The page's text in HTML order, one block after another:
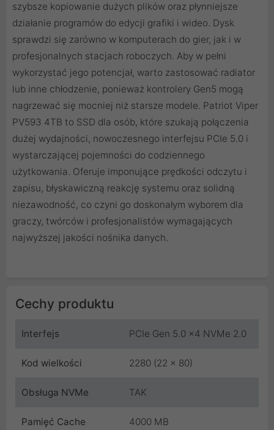
szybsze kopiowanie dużych plików oraz płynniejsze
działanie programów do edycji grafiki i wideo. Dysk
sprawdzi się zarówno w komputerach do gier, jak i w
profesjonalnych stacjach roboczych. Aby w pełni
wykorzystać jego potencjał, warto zastosować radiator
lub inne chłodzenie, ponieważ kontrolery Gen5 mogą
nagrzewać się mocniej niż starsze modele. Patriot Viper
PV593 4TB to SSD dla osób, które szukają połączenia
dużej wydajności, nowoczesnego interfejsu PCIe 5.0 i
wystarczającej pojemności do codziennego
użytkowania. Oferuje imponujące prędkości odczytu i
zapisu, błyskawiczną reakcję systemu oraz solidną
niezawodność, co czyni go doskonałym wyborem dla
graczy, twórców i profesjonalistów wymagających
najwyższej jakości nośnika danych.
Cechy produktu
Interfejs PCIe Gen 5.0 x4 NVMe 2.0
Kod wielkości 2280 (22 x 80)
Obsługa NVMe TAK
Pamięć Cache 4000 MB